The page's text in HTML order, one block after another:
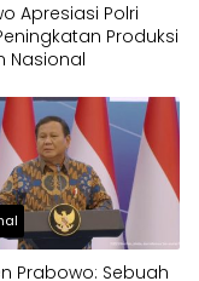
Apresiasi Polri
Produksi
Nasional
Prabowo: Sebuah